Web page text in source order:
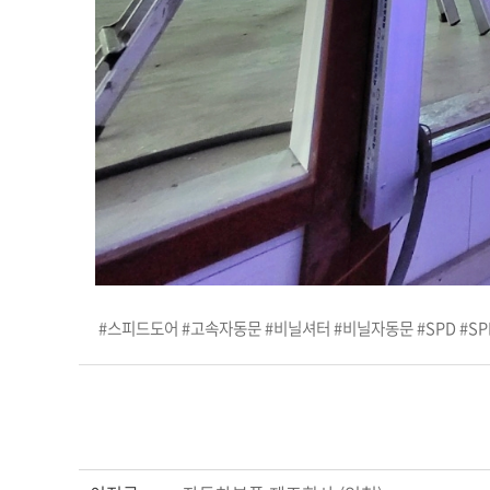
#스피드도어 #고속자동문 #비닐셔터 #비닐자동문 #SPD